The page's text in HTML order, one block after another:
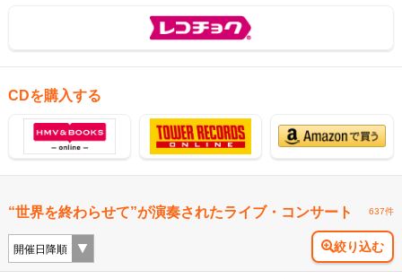
CDを購入する
“世界を終わらせて”が演奏されたライブ・コンサート 637件
絞り込む